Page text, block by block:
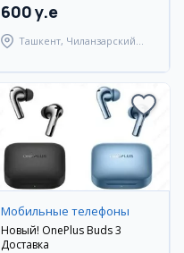
600 y.e
Ташкент, Чиланзарский
Мобильные телефоны
Новый! OnePlus Buds 3
Доставка